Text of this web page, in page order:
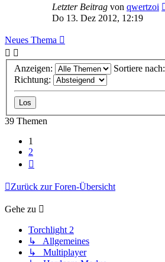
Letzter Beitrag von qwertzoi
Do 13. Dez 2012, 12:19
Neues Thema
Anzeigen:
Sortiere nach:
Richtung:
39 Themen
1
2
Zurück zur Foren-Übersicht
Gehe zu
Torchlight 2
↳ Allgemeines
↳ Multiplayer